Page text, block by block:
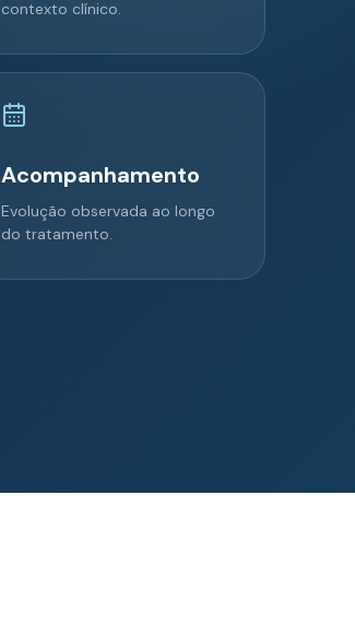
contexto clínico.
Acompanhamento
Evolução observada ao longo
do tratamento.